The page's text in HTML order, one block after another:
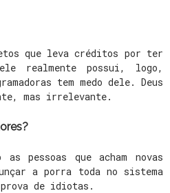
que leva créditos por ter
realmente possui, logo,
tem medo dele. Deus
mas irrelevante.
as pessoas que acham novas
a porra toda no sistema
de idiotas.